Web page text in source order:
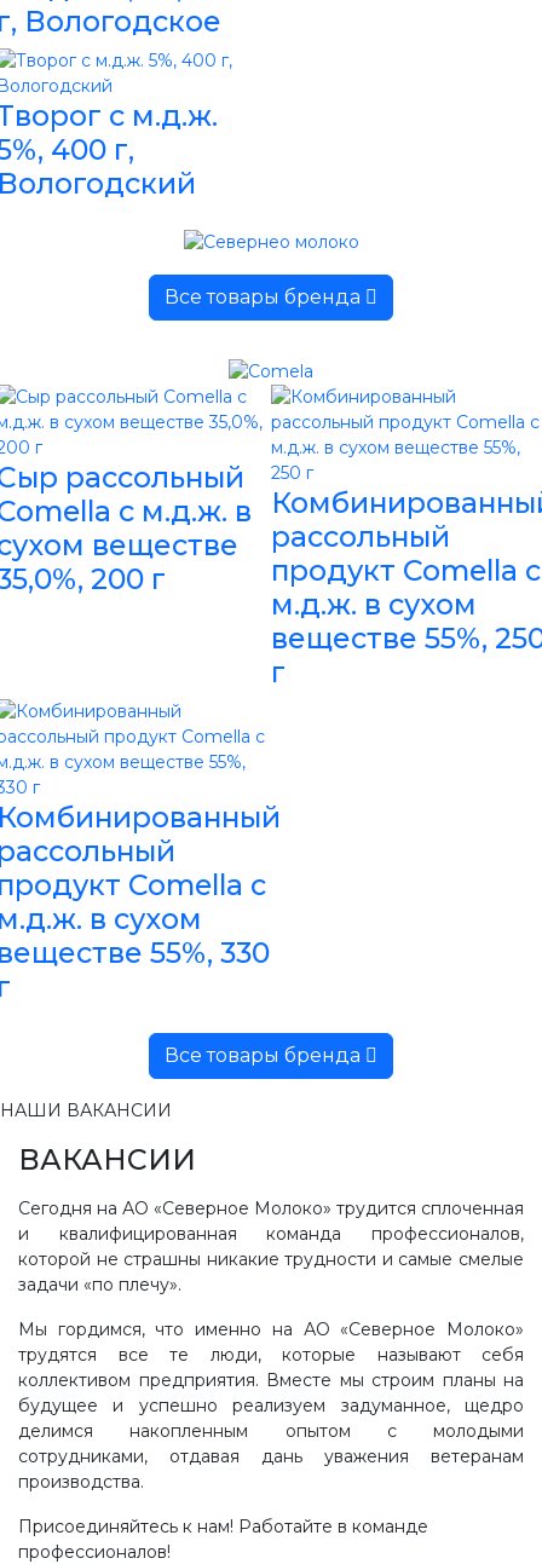
Вологодское
с м.д.ж.
400 г,
Все товары бренда
рассольный
с м.д.ж. в
веществе
200 г
рассольный
продукт Comella с
м.д.ж. в сухом
веществе 55%,
г
Comella с
в сухом
55%, 330
Все товары бренда
НАШИ ВАКАНСИИ
ВАКАНСИИ
Сегодня на АО «Северное Молоко» трудится сплоченная
и квалифицированная команда профессионалов,
которой не страшны никакие трудности и самые смелые
задачи «по плечу».
Мы гордимся, что именно на АО «Северное Молоко»
трудятся все те люди, которые называют себя
коллективом предприятия. Вместе мы строим планы на
будущее и успешно реализуем задуманное, щедро
делимся накопленным опытом с молодыми
сотрудниками, отдавая дань уважения ветеранам
производства.
Присоединяйтесь к нам! Работайте в команде
профессионалов!